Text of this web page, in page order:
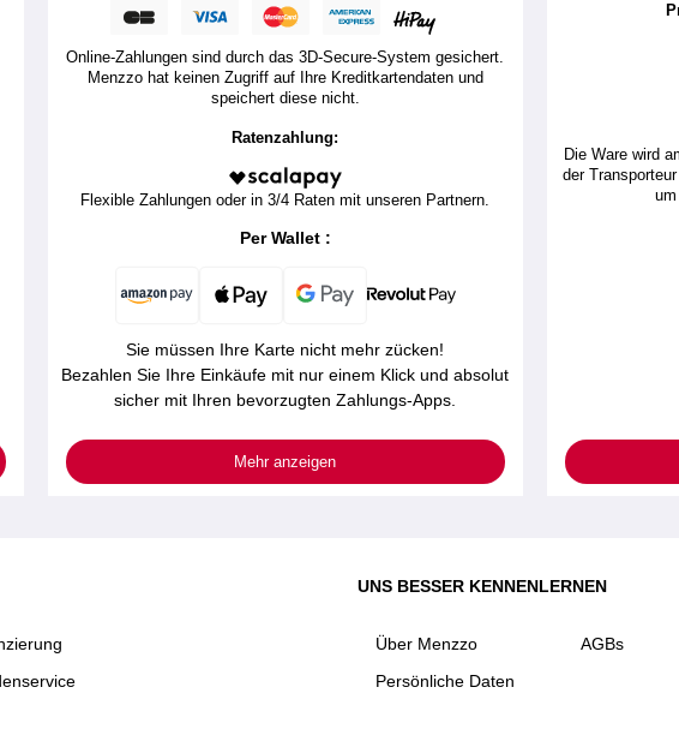
Online-Zahlungen sind durch das 3D-Secure-System gesichert.
Menzzo hat keinen Zugriff auf Ihre Kreditkartendaten und
speichert diese nicht.
Ratenzahlung:
Flexible Zahlungen oder in 3/4 Raten mit unseren Partnern.
Per Wallet :
Sie müssen Ihre Karte nicht mehr zücken!
Bezahlen Sie Ihre Einkäufe mit nur einem Klick und absolut
sicher mit Ihren bevorzugten Zahlungs-Apps.
Mehr anzeigen
Die Ware wird
der
UNS BESSER KENNENLERNEN
Über Menzzo
Persönliche Daten
AGBs